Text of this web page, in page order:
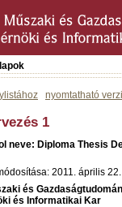
nyomtatható
1
neve: Diploma Thesis
2011. április 22.
és
és Informatikai Kar